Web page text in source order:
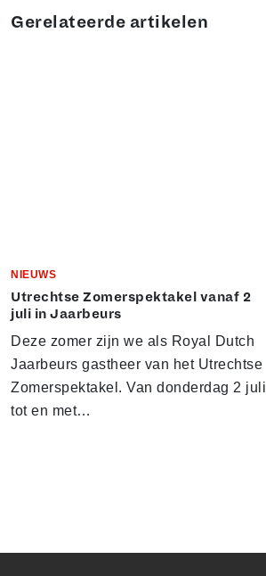
Gerelateerde artikelen
NIEUWS
Utrechtse Zomerspektakel vanaf 2
juli in Jaarbeurs
Deze zomer zijn we als Royal Dutch
Jaarbeurs gastheer van het Utrechtse
Zomerspektakel. Van donderdag 2 juli
tot en met…